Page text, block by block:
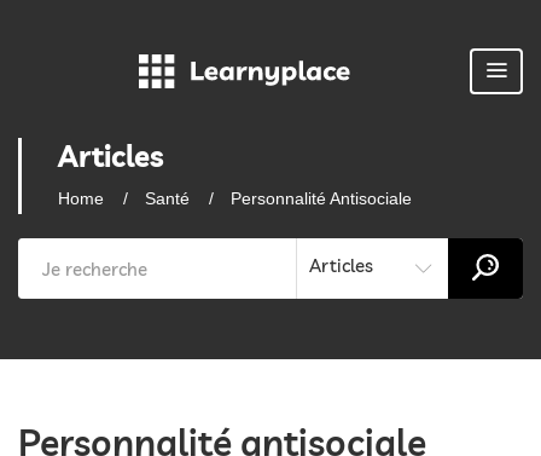
Articles
Home Santé Personnalité Antisociale
Articles
Personnalité antisociale